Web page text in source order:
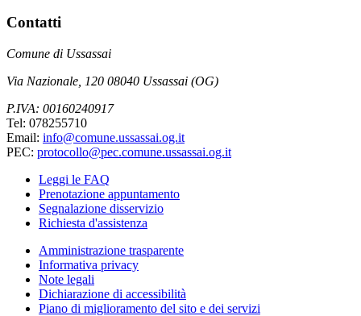
Contatti
Comune di Ussassai
Via Nazionale, 120 08040 Ussassai (OG)
P.IVA: 00160240917
Tel: 078255710
Email: info@comune.ussassai.og.it
PEC: protocollo@pec.comune.ussassai.og.it
Leggi le FAQ
Prenotazione appuntamento
Segnalazione disservizio
Richiesta d'assistenza
Amministrazione trasparente
Informativa privacy
Note legali
Dichiarazione di accessibilità
Piano di miglioramento del sito e dei servizi